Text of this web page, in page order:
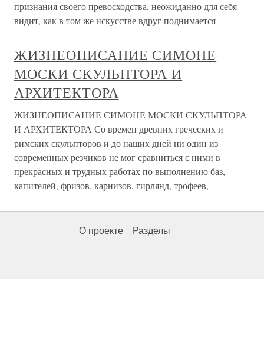
признания своего превосходства, неожиданно для себя
видит, как в том же искусстве вдруг поднимается
ЖИЗНЕОПИСАНИЕ СИМОНЕ
МОСКИ СКУЛЬПТОРА И
АРХИТЕКТОРА
ЖИЗНЕОПИСАНИЕ СИМОНЕ МОСКИ СКУЛЬПТОРА
И АРХИТЕКТОРА Со времен древних греческих и
римских скульпторов и до наших дней ни один из
современных резчиков не мог сравниться с ними в
прекрасных и трудных работах по выполнению баз,
капителей, фризов, карнизов, гирлянд, трофеев,
О проекте Разделы